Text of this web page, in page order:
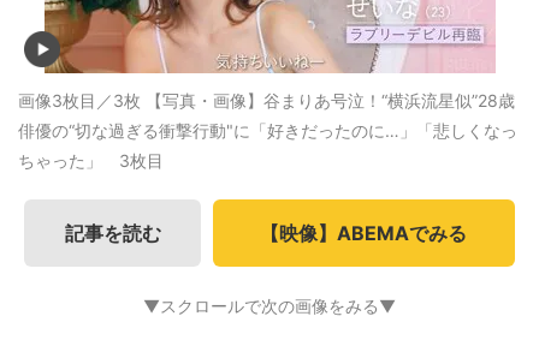
画像3枚目／3枚 【写真・画像】谷まりあ号泣！“横浜流星似”28歳
俳優の“切な過ぎる衝撃行動"に「好きだったのに…」「悲しくなっ
ちゃった」 3枚目
記事を読む 【映像】ABEMAでみる
▼スクロールで次の画像をみる▼